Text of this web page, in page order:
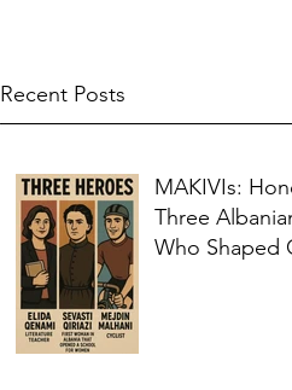
Recent Posts
MAKIVIs:
Three
Who Shaped